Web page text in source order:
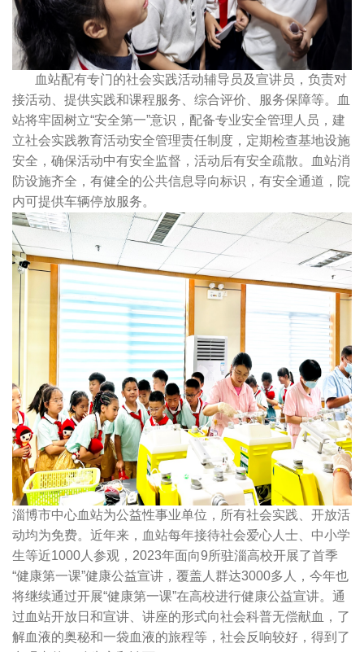
血站配有专门的社会实践活动辅导员及宣讲员，负责对
接活动、提供实践和课程服务、综合评价、服务保障等。血
站将牢固树立“安全第一”意识，配备专业安全管理人员，建
立社会实践教育活动安全管理责任制度，定期检查基地设施
安全，确保活动中有安全监督，活动后有安全疏散。血站消
防设施齐全，有健全的公共信息导向标识，有安全通道，院
内可提供车辆停放服务。
淄博市中心血站为公益性事业单位，所有社会实践、开放活
动均为免费。近年来，血站每年接待社会爱心人士、中小学
生等近1000人参观，2023年面向9所驻淄高校开展了首季
“健康第一课”健康公益宣讲，覆盖人群达3000多人，今年也
将继续通过开展“健康第一课”在高校进行健康公益宣讲。通
过血站开放日和宣讲、讲座的形式向社会科普无偿献血，了
解血液的奥秘和一袋血液的旅程等，社会反响较好，得到了